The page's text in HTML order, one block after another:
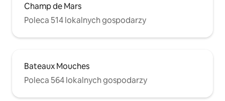
Champ de Mars
Poleca 514 lokalnych gospodarzy
Bateaux Mouches
Poleca 564 lokalnych gospodarzy